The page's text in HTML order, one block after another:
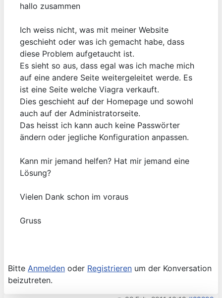
hallo zusammen
Ich weiss nicht, was mit meiner Website
geschieht oder was ich gemacht habe, dass
diese Problem aufgetaucht ist.
Es sieht so aus, dass egal was ich mache mich
auf eine andere Seite weitergeleitet werde. Es
ist eine Seite welche Viagra verkauft.
Dies geschieht auf der Homepage und sowohl
auch auf der Administratorseite.
Das heisst ich kann auch keine Passwörter
ändern oder jegliche Konfiguration anpassen.
Kann mir jemand helfen? Hat mir jemand eine
Lösung?
Vielen Dank schon im voraus
Gruss
Bitte Anmelden oder Registrieren um der Konversation
beizutreten.